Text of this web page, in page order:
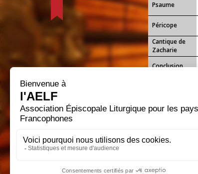
Psaume
Péricope
Cantique de
Zacharie
Conclusion